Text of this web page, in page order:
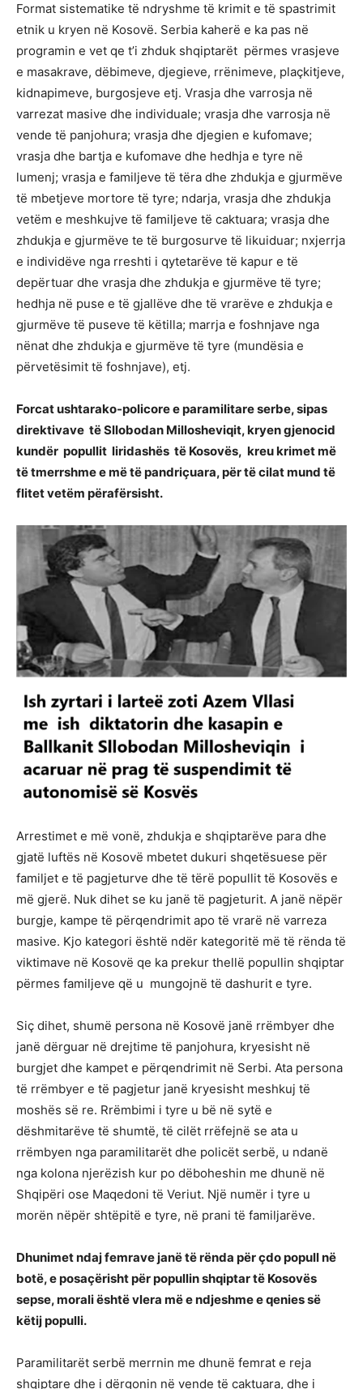
Format sistematike të ndryshme të krimit e të spastrimit
etnik u kryen në Kosovë. Serbia kaherë e ka pas në
programin e vet qe t’i zhduk shqiptarët përmes vrasjeve
e masakrave, dëbimeve, djegieve, rrënimeve, plaçkitjeve,
kidnapimeve, burgosjeve etj. Vrasja dhe varrosja në
varrezat masive dhe individuale; vrasja dhe varrosja në
vende të panjohura; vrasja dhe djegien e kufomave;
vrasja dhe bartja e kufomave dhe hedhja e tyre në
lumenj; vrasja e familjeve të tëra dhe zhdukja e gjurmëve
të mbetjeve mortore të tyre; ndarja, vrasja dhe zhdukja
vetëm e meshkujve të familjeve të caktuara; vrasja dhe
zhdukja e gjurmëve te të burgosurve të likuiduar; nxjerrja
e individëve nga rreshti i qytetarëve të kapur e të
depërtuar dhe vrasja dhe zhdukja e gjurmëve të tyre;
hedhja në puse e të gjallëve dhe të vrarëve e zhdukja e
gjurmëve të puseve të këtilla; marrja e foshnjave nga
nënat dhe zhdukja e gjurmëve të tyre (mundësia e
përvetësimit të foshnjave), etj.
Forcat ushtarako-policore e paramilitare serbe, sipas
direktivave të Sllobodan Millosheviqit, kryen gjenocid
kundër popullit liridashës të Kosovës, kreu krimet më
të tmerrshme e më të pandriçuara, për të cilat mund të
flitet vetëm përafërsisht.
Arrestimet e më vonë, zhdukja e shqiptarëve para dhe
gjatë luftës në Kosovë mbetet dukuri shqetësuese për
familjet e të pagjeturve dhe të tërë popullit të Kosovës e
më gjerë. Nuk dihet se ku janë të pagjeturit. A janë nëpër
burgje, kampe të përqendrimit apo të vrarë në varreza
masive. Kjo kategori është ndër kategoritë më të rënda të
viktimave në Kosovë qe ka prekur thellë popullin shqiptar
përmes familjeve që u mungojnë të dashurit e tyre.
Siç dihet, shumë persona në Kosovë janë rrëmbyer dhe
janë dërguar në drejtime të panjohura, kryesisht në
burgjet dhe kampet e përqendrimit në Serbi. Ata persona
të rrëmbyer e të pagjetur janë kryesisht meshkuj të
moshës së re. Rrëmbimi i tyre u bë në sytë e
dëshmitarëve të shumtë, të cilët rrëfejnë se ata u
rrëmbyen nga paramilitarët dhe policët serbë, u ndanë
nga kolona njerëzish kur po dëboheshin me dhunë në
Shqipëri ose Maqedoni të Veriut. Një numër i tyre u
morën nëpër shtëpitë e tyre, në prani të familjarëve.
Dhunimet ndaj femrave janë të rënda për çdo popull në
botë, e posaçërisht për popullin shqiptar të Kosovës
sepse, morali është vlera më e ndjeshme e qenies së
këtij populli.
Paramilitarët serbë merrnin me dhunë femrat e reja
shqiptare dhe i dërgonin në vende të caktuara, dhe i